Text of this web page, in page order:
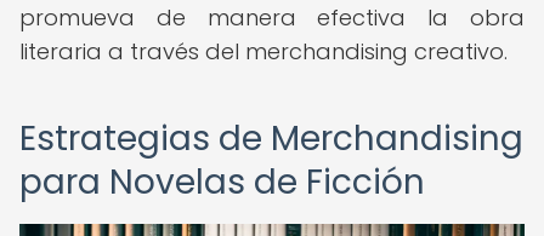
promueva de manera efectiva la obra
literaria a través del merchandising creativo.
Estrategias de Merchandising
para Novelas de Ficción